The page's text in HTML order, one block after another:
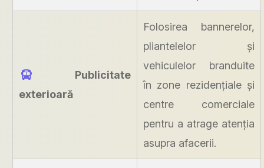
Publicitate
exterioară
Folosirea bannerelor,
pliantelelor și
vehiculelor branduite
în zone rezidențiale și
centre comerciale
pentru a atrage atenția
asupra afacerii.